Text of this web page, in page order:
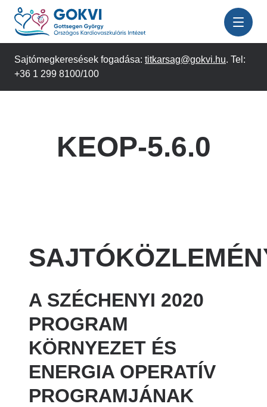
Ugrás
tartalomra
Sajtómegkeresések fogadása: titkarsag@gokvi.hu. Tel:
+36 1 299 8100/100
KEOP-5.6.0
A SZÉCHENYI 2020
PROGRAM
KÖRNYEZET ÉS
ENERGIA OPERATÍV
PROGRAMJÁNAK